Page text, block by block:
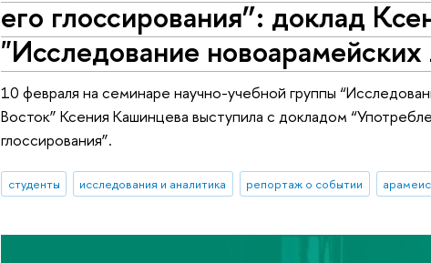
его глоссирования”: доклад
"Исследование новоарамейских
10 февраля на семинаре научно-учебной группы
Восток” Ксения Кашинцева выступила с докладом
глоссирования”.
студенты исследования и аналитика репортаж о событии